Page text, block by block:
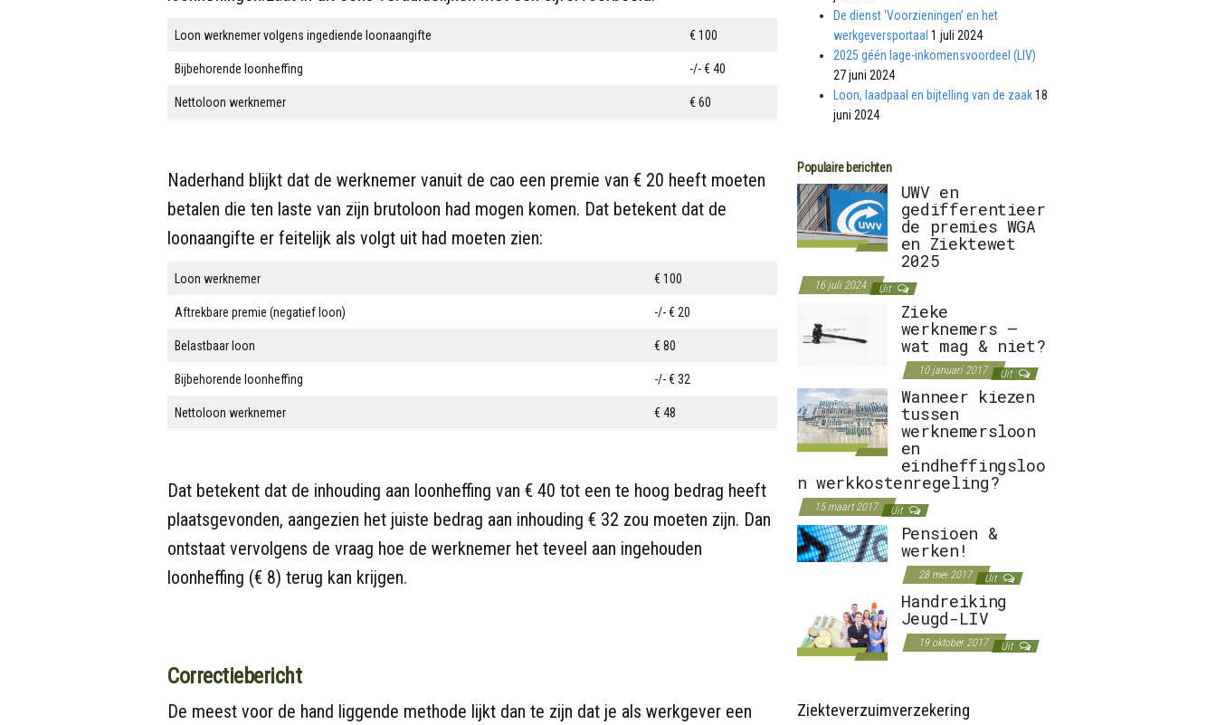
Loon werknemer volgens ingediende loonaangifte € 100
Bijbehorende loonheffing -/- € 40
Nettoloon werknemer € 60
Naderhand blijkt dat de werknemer vanuit de cao een premie van € 20 heeft moeten
betalen die ten laste van zijn brutoloon had mogen komen. Dat betekent dat de
loonaangifte er feitelijk als volgt uit had moeten zien:
Loon werknemer € 100
Aftrekbare premie (negatief loon) -/- € 20
Belastbaar loon € 80
Bijbehorende loonheffing -/- € 32
Nettoloon werknemer € 48
Dat betekent dat de inhouding aan loonheffing van € 40 tot een te hoog bedrag heeft
plaatsgevonden, aangezien het juiste bedrag aan inhouding € 32 zou moeten zijn. Dan
ontstaat vervolgens de vraag hoe de werknemer het teveel aan ingehouden
loonheffing (€ 8) terug kan krijgen.
Correctiebericht
De meest voor de hand liggende methode lijkt dan te zijn dat je als werkgever een
De dienst ‘Voorzieningen’ en het
werkgeversportaal 1 juli 2024
2025 géén lage-inkomensvoordeel (LIV)
27 juni 2024
Loon, laadpaal en bijtelling van de zaak 18
juni 2024
Populaire berichten
UWV en
gedifferentieer
de premies WGA
en Ziektewet
2025
16 juli 2024 Uit
Zieke
werknemers –
wat mag & niet?
10 januari 2017 Uit
Wanneer kiezen
tussen
werknemersloon
en
eindheffingsloo
n werkkostenregeling?
15 maart 2017 Uit
Pensioen &
werken!
28 mei 2017 Uit
Handreiking
Jeugd-LIV
19 oktober 2017 Uit
Ziekteverzuimverzekering